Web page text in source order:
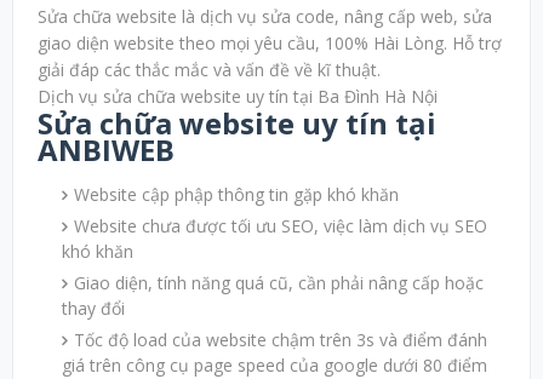
Sửa chữa website là dịch vụ sửa code, nâng cấp web, sửa
giao diện website theo mọi yêu cầu, 100% Hài Lòng. Hỗ trợ
giải đáp các thắc mắc và vấn đề về kĩ thuật.
Dịch vụ sửa chữa website uy tín tại Ba Đình Hà Nội
Sửa chữa website uy tín tại
ANBIWEB
Website cập phập thông tin gặp khó khăn
Website chưa được tối ưu SEO, việc làm dịch vụ SEO
khó khăn
Giao diện, tính năng quá cũ, cần phải nâng cấp hoặc
thay đổi
Tốc độ load của website chậm trên 3s và điểm đánh
giá trên công cụ page speed của google dưới 80 điểm